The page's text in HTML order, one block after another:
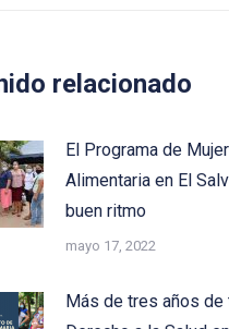
relacionado
El Programa de
Alimentaria en El
buen ritmo
mayo 17, 2022
Más de tres años de